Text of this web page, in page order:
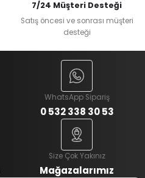
7/24 Müşteri Desteği
Satış öncesi ve sonrası müşteri
desteği
WhatsApp Sipariş
0 532 338 30 53
Size Çok Yakınız
Mağazalarımız